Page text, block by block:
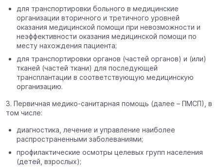
для транспортировки больного в медицинские
организации вторичного и третичного уровней
оказания медицинской помощи при невозможности и
неэффективности оказания медицинской помощи по
месту нахождения пациента;
для транспортировки органов (частей органов) и (или)
тканей (частей ткани) для последующей
трансплантации в соответствующую медицинскую
организацию.
3. Первичная медико-санитарная помощь (далее – ПМСП), в
том числе:
диагностика, лечение и управление наиболее
распространенными заболеваниями;
профилактические осмотры целевых групп населения
(детей, взрослых);